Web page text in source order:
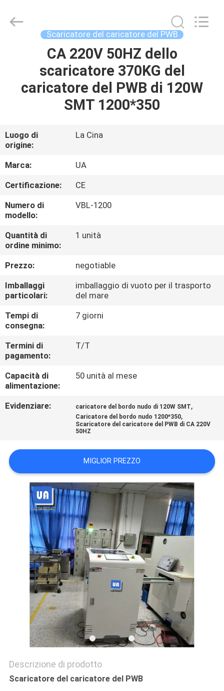
PRODOTTI
NOI
GIRO
DELLA
FABBRICA
CONTROLLO
DI
QUALITÀ
CONTATTICI
NOTIZIE
RICHIEDA
UNA
MAPPA
DEL
SITO
PRIVACY
POLICY
UNIQUE
AUTOMATION
Scaricatore del caricatore del PWB
CA 220V 50HZ dello
scaricatore 370KG del
caricatore del PWB di 120W
SMT 1200*350
Luogo di
origine:
La Cina
Marca:
UA
Certificazione:
CE
Numero di
modello:
VBL-1200
Quantità di
ordine minimo:
1 unità
Prezzo:
negotiable
Imballaggi
particolari:
imballaggio di vuoto per il trasporto
del mare
Tempi di
consegna:
7 giorni
Termini di
pagamento:
T/T
Capacità di
alimentazione:
50 unità al mese
Evidenziare: caricatore del bordo nudo di 120W SMT,
Caricatore del bordo nudo 1200*350,
Scaricatore del caricatore del PWB di CA 220V
50HZ
MIGLIOR PREZZO
Descrizione di prodotto
Scaricatore del caricatore del PWB